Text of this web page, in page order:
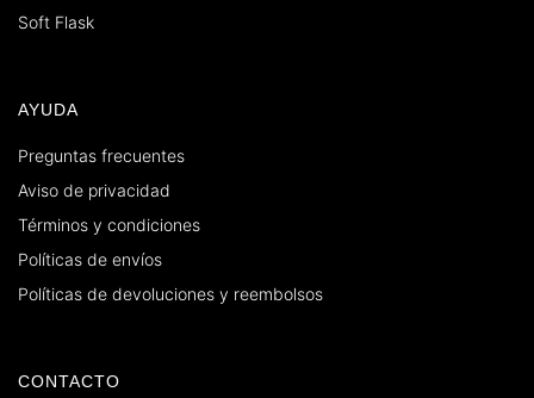
Soft Flask
AYUDA
Preguntas frecuentes
Aviso de privacidad
Términos y condiciones
Políticas de envíos
Políticas de devoluciones y reembolsos
CONTACTO